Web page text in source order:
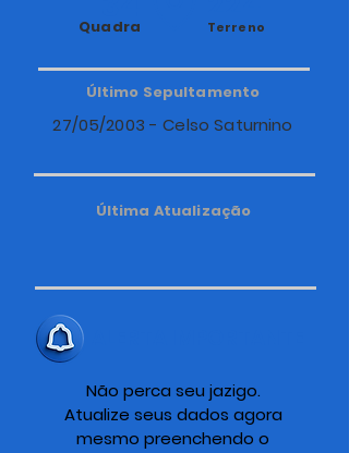
Quadra Terreno
Último Sepultamento
27/05/2003 - Celso Saturnino
Última Atualização
Não perca seu jazigo.
Atualize seus dados agora
mesmo preenchendo o